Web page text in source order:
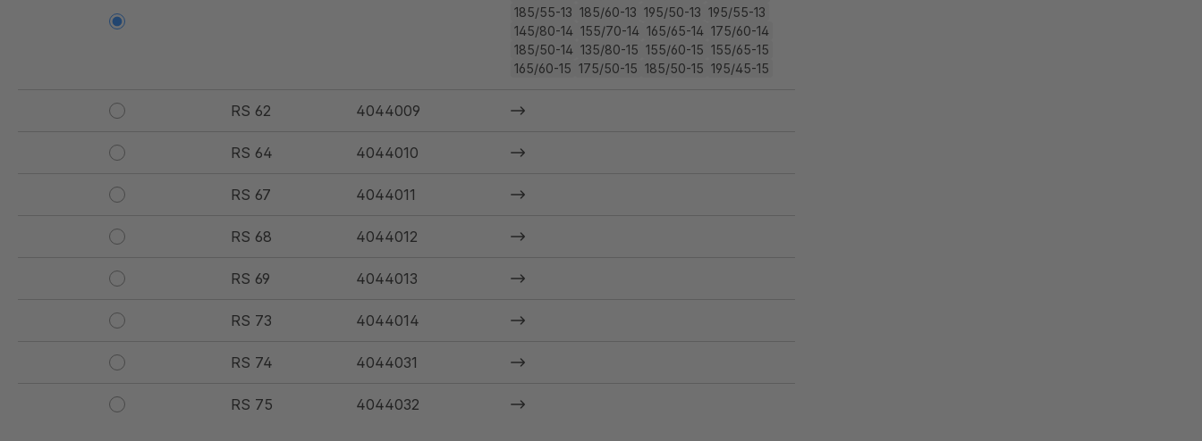
185/55-13 185/60-13 195/50-13 195/55-13
145/80-14 155/70-14 165/65-14 175/60-14
185/50-14 135/80-15 155/60-15 155/65-15
165/60-15 175/50-15 185/50-15 195/45-15
RS 62 4044009
RS 64 4044010
RS 67 4044011
RS 68 4044012
RS 69 4044013
RS 73 4044014
RS 74 4044031
RS 75 4044032